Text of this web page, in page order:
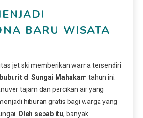
BARU WISATA
jet ski memberikan warna tersendiri
di Sungai Mahakam tahun ini.
tajam dan percikan air yang
hiburan gratis bagi warga yang
Oleh sebab itu, banyak